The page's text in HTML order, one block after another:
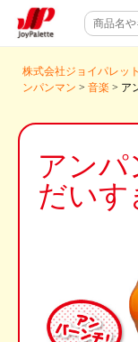
株式会社ジョイパレット
ンパンマン > 音楽 > ア
アンパ
だいす